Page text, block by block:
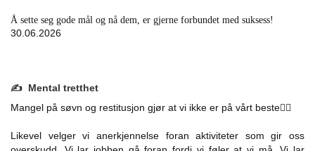
Å sette seg gode mål og nå dem, er gjerne forbundet med suksess!
30.06.2026
✍️ Mental tretthet
Mangel på søvn og restitusjon gjør at vi ikke er på vårt beste😮‍💨
Likevel velger vi anerkjennelse foran aktiviteter som gir oss